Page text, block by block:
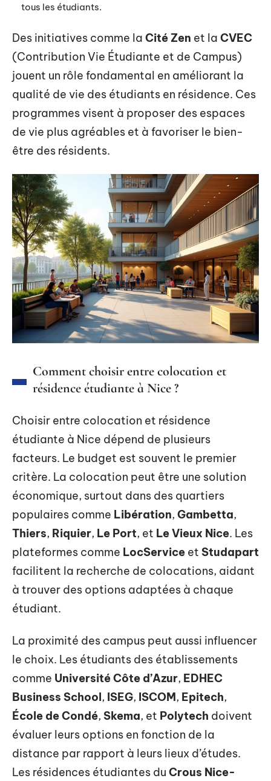
tous les étudiants.
Des initiatives comme la Cité Zen et la CVEC
(Contribution Vie Étudiante et de Campus)
jouent un rôle fondamental en améliorant la
qualité de vie des étudiants en résidence. Ces
programmes visent à proposer des espaces
de vie plus agréables et à favoriser le bien-
être des résidents.
Comment choisir entre colocation et
résidence étudiante à Nice ?
Choisir entre colocation et résidence
étudiante à Nice dépend de plusieurs
facteurs. Le budget est souvent le premier
critère. La colocation peut être une solution
économique, surtout dans des quartiers
populaires comme Libération, Gambetta,
Thiers, Riquier, Le Port, et Le Vieux Nice. Les
plateformes comme LocService et Studapart
facilitent la recherche de colocations, aidant
à trouver des options adaptées à chaque
étudiant.
La proximité des campus peut aussi influencer
le choix. Les étudiants des établissements
comme Université Côte d’Azur, EDHEC
Business School, ISEG, ISCOM, Epitech,
École de Condé, Skema, et Polytech doivent
évaluer leurs options en fonction de la
distance par rapport à leurs lieux d’études.
Les résidences étudiantes du Crous Nice-